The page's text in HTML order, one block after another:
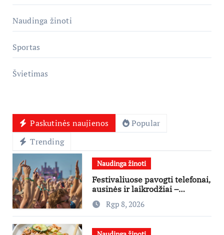
Naudinga žinoti
Sportas
Švietimas
Paskutinės naujienos
Popular
Trending
Naudinga žinoti
Festivaliuose pavogti telefonai,
ausinės ir laikrodžiai –
ekspertai primena apie
didžiausias finansines rizikas
Rgp 8, 2026